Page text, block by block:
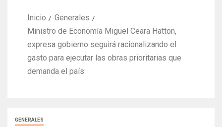
Inicio
Generales
Ministro de Economía Miguel Ceara Hatton,
expresa gobierno seguirá racionalizando el
gasto para ejecutar las obras prioritarias que
demanda el país
GENERALES